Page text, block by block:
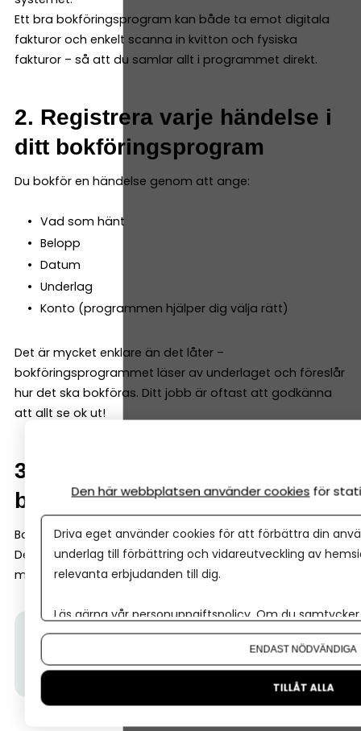
Ett bra bokföringsprogram kan både ta emot digitala
fakturor och enkelt scanna in kvitton och fysiska
fakturor – så att du samlar allt i programmet direkt.
2. Registrera varje händelse i
ditt bokföringsprogram
Du bokför en händelse genom att ange:
Vad som hänt
Belopp
Datum
Underlag
Konto (programmen hjälper dig välja rätt)
Det är mycket enklare än det låter –
bokföringsprogrammet läser av underlaget och föreslår
hur det ska bokföras. Ditt jobb är oftast att godkänna
att allt se ok ut!
3. Matcha bokföringen mot
bankkontot
Bankhändelser måste stämma med bokföringen.
De flesta program har bankkoppling som gör
matchningen enkel.
Tips från Nordea:För att bokföringen ska fungera
behöver du ett
Här får du hjälp att
skaffa ett snabbt och smidigt.
Den här webbplatsen använder cookies för
Driva eget använder cookies för att förbättra din
underlag till förbättring och vidareutveckling av
relevanta erbjudanden till dig.
Läs gärna vår personuppgiftspolicy. Om du
Om du vill ändra ditt val i efterhand hittar du den
ENDAST NÖDVÄNDIGA
TILLÅT ALLA